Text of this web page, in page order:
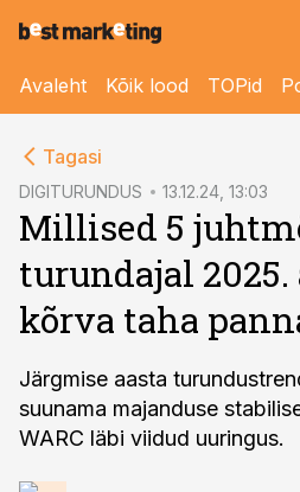
Avaleht Kõik lood TOPid
Tagasi
DIGITURUNDUS 13.12.24, 13:03
Millised 5
turundajal 2025.
kõrva taha
Järgmise aasta
suunama majanduse
WARC läbi viidud uuringus.